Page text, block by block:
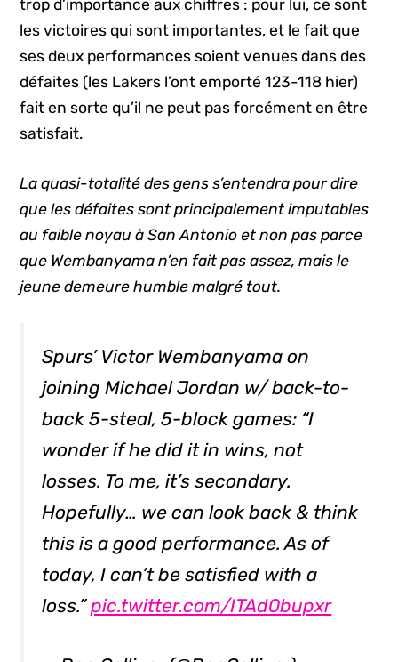
trop d’importance aux chiffres : pour lui, ce sont
les victoires qui sont importantes, et le fait que
ses deux performances soient venues dans des
défaites (les Lakers l’ont emporté 123-118 hier)
fait en sorte qu’il ne peut pas forcément en être
satisfait.
La quasi-totalité des gens s’entendra pour dire
que les défaites sont principalement imputables
au faible noyau à San Antonio et non pas parce
que Wembanyama n’en fait pas assez, mais le
jeune demeure humble malgré tout.
Spurs’ Victor Wembanyama on
joining Michael Jordan w/ back-to-
back 5-steal, 5-block games: “I
wonder if he did it in wins, not
losses. To me, it’s secondary.
Hopefully… we can look back & think
this is a good performance. As of
today, I can’t be satisfied with a
loss.”pic.twitter.com/ITAd0bupxr